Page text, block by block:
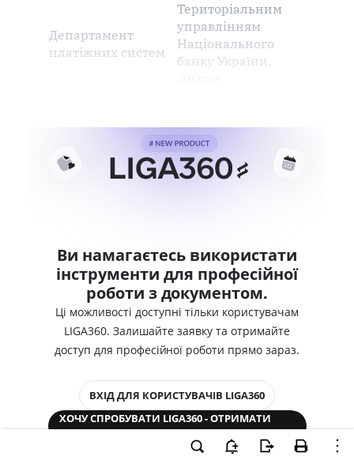
Департамент
платіжних систем
Територіальним
управлінням
Національного
банку України,
Ви намагаєтесь використати
інструменти для професійної
роботи з документом.
Ці можливості доступні тільки користувачам
LIGA360. Залишайте заявку та отримайте
доступ для професійної роботи прямо зараз.
ВХІД ДЛЯ КОРИСТУВАЧІВ LIGA360
ХОЧУ СПРОБУВАТИ LIGA360 - ОТРИМАТИ
ДОСТУП